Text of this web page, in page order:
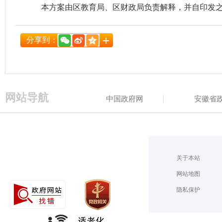
本方案由区教育局、区财政局负责解释，并自印发
分享到：
网站导航 中国政府网 安徽省
关于本站
网站地图
隐私保护